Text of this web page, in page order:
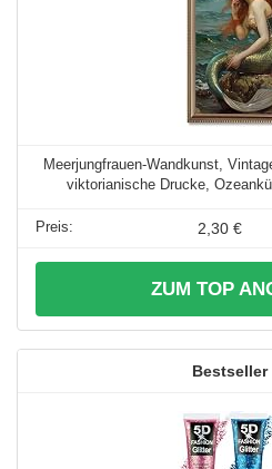
Meerjungfrauen-Wandkunst,
viktorianische Drucke,
2,30 €
ZUM TOP